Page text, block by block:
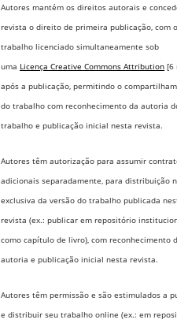
Autores mantém os direitos autorais e
revista o direito de primeira publicação, com o
trabalho licenciado simultaneamente sob
uma Licença Creative Commons Attribution [6
após a publicação, permitindo o
do trabalho com reconhecimento da autoria
trabalho e publicação inicial nesta revista.
Autores têm autorização para assumir
adicionais separadamente, para distribuição
exclusiva da versão do trabalho publicada
revista (ex.: publicar em repositório
como capítulo de livro), com reconhecimento
autoria e publicação inicial nesta revista.
Autores têm permissão e são estimulados a
e distribuir seu trabalho online (ex.: em